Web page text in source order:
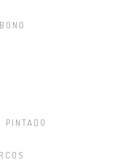
PINTADO